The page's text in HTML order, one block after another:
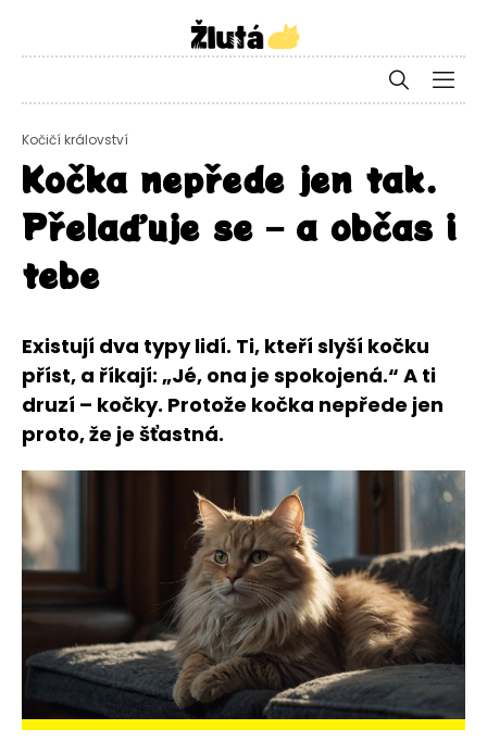
Kočičí království
Kočka nepřede jen tak.
Přelaďuje se – a občas i
tebe
Existují dva typy lidí. Ti, kteří slyší kočku
příst, a říkají: „Jé, ona je spokojená.“ A ti
druzí – kočky. Protože kočka nepřede jen
proto, že je šťastná.